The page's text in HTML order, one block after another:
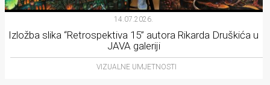
14.07.2026.
Izložba slika “Retrospektiva 15” autora Rikarda Druškića u
JAVA galeriji
VIZUALNE UMJETNOSTI